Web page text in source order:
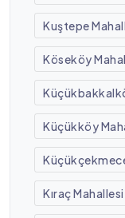
Kuştepe
Köseköy
Küçükköy
Kıraç Mahallesi